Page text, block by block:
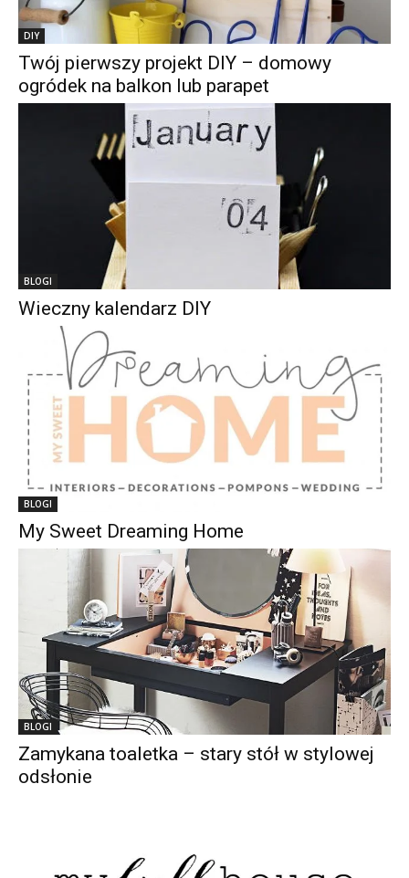
DIY
Twój pierwszy projekt DIY – domowy
ogródek na balkon lub parapet
BLOGI
Wieczny kalendarz DIY
BLOGI
My Sweet Dreaming Home
BLOGI
Zamykana toaletka – stary stół w stylowej
odsłonie